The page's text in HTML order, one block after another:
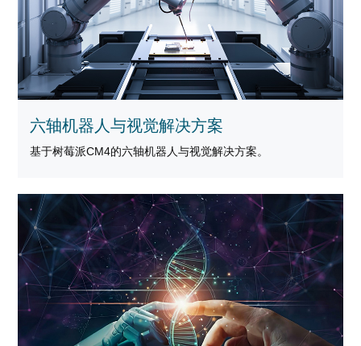
六轴机器人与视觉解决方案
基于树莓派CM4的六轴机器人与视觉解决方案。